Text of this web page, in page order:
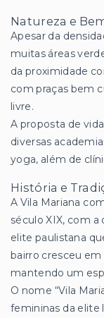
Natureza e
Apesar da
muitas áreas
da proximidade
com praças bem
livre.
A proposta de
diversas
yoga, além de
História e
A Vila Mariana
século XIX, com
elite paulistana
bairro cresceu em
mantendo um
O nome “Vila
femininas da elite